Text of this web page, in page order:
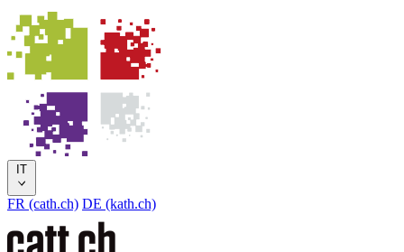
IT
FR (cath.ch) DE (kath.ch)